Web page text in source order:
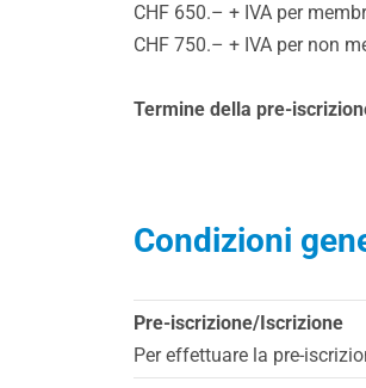
CHF 650.– + IVA per
CHF 750.– + IVA per non
Termine della pre-
Condizioni
Pre-iscrizione/Iscrizione
Per effettuare la pre-